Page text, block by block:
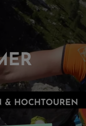
& HOCHTOUREN